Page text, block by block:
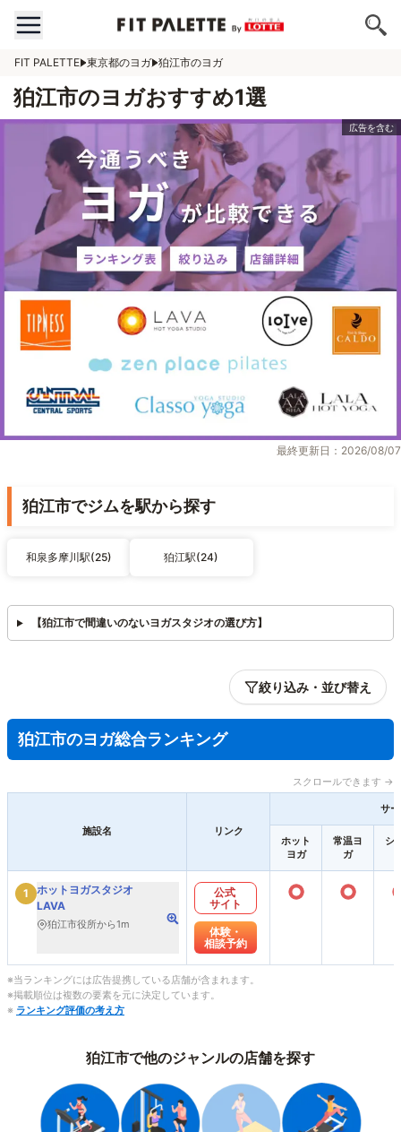
FIT PALETTE 東京都のヨガ 狛江市のヨガ
狛江市のヨガおすすめ1選
最終更新日：2026/08/07
狛江市でジムを駅から探す
和泉多摩川駅(25) 狛江駅(24)
【狛江市で間違いのないヨガスタジオの選び方】
絞り込み・並び替え
狛江市のヨガ総合ランキング
スクロールできます →
施設名 リンク
サ
ホット
ヨガ
常温ヨ
ガ
シ
1
ホットヨガスタジオ
LAVA
狛江市役所から1m
公式
サイト
体験・
相談予約
○ ○
※当ランキングには広告提携している店舗が含まれます。
※掲載順位は複数の要素を元に決定しています。
※ ランキング評価の考え方
狛江市で他のジャンルの店舗を探す